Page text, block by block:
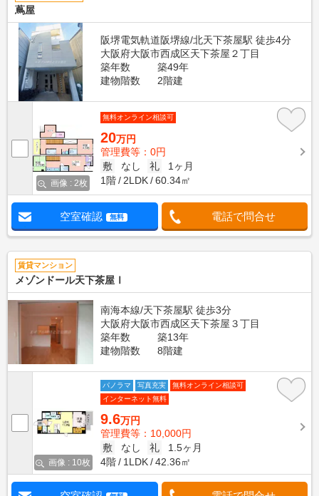
蔦屋
阪堺電気軌道阪堺線/北天下茶屋駅 徒歩4分
大阪府大阪市西成区天下茶屋２丁目
築年数
築49年
建物階数
2階建
画像 : 2枚
無料オンライン相談可
20万円
管理費等：0円
敷
なし 礼
1ヶ月
1階
2LDK 60.34㎡
空室確認 無料 電話で問合せ
賃貸マンション
メゾンドール天下茶屋Ⅰ
南海本線/天下茶屋駅 徒歩3分
大阪府大阪市西成区天下茶屋３丁目
築年数
築13年
建物階数
8階建
画像 : 10枚
パノラマ 写真充実
無料オンライン相談可
インターネット無料
9.6万円
管理費等：10,000円
敷
なし 礼
1.5ヶ月
4階
1LDK 42.36㎡